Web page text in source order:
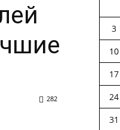
282
3
10
17
24
31